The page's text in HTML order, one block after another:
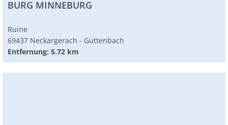
BURG MINNEBURG
Ruine
69437 Neckargerach - Guttenbach
Entfernung: 5.72 km